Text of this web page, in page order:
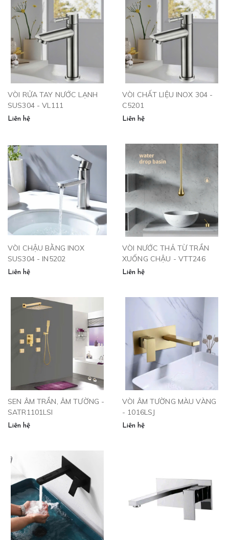
VÒI RỬA TAY NƯỚC LẠNH
SUS304 - VL111
Liên hệ
VÒI CHẤT LIỆU INOX 304 -
C5201
Liên hệ
VÒI CHẬU BẰNG INOX
SUS304 - IN5202
Liên hệ
VÒI NƯỚC THẢ TỪ TRẦN
XUỐNG CHẬU - VTT246
Liên hệ
SEN ÂM TRẦN, ÂM TƯỜNG -
SATR1101LSI
Liên hệ
VÒI ÂM TƯỜNG MÀU VÀNG
- 1016LSJ
Liên hệ